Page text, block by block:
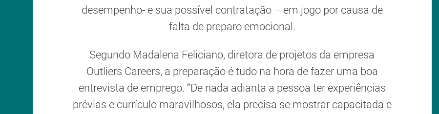
desempenho- e sua possível contratação – em jogo por causa de
falta de preparo emocional.
Segundo Madalena Feliciano, diretora de projetos da empresa
Outliers Careers, a preparação é tudo na hora de fazer uma boa
entrevista de emprego. “De nada adianta a pessoa ter experiências
prévias e currículo maravilhosos, ela precisa se mostrar capacitada e